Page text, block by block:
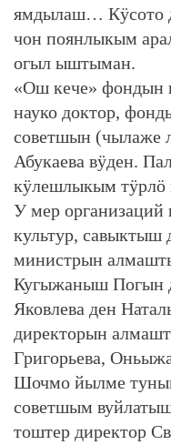
ямдылаш… Кӱсото
чон поянлыкым
огыл ыштыман.
«Ош кече» фондын
науко доктор,
советшын (чылаже
Абукаева вӱден.
кӱлешлыкым тӱрлӧ
У мер
культур,
министрын
Кугыжаныш Погын
Яковлева ден
директорын
Григорьева,
Шочмо йылме
советшым
тоштер директор